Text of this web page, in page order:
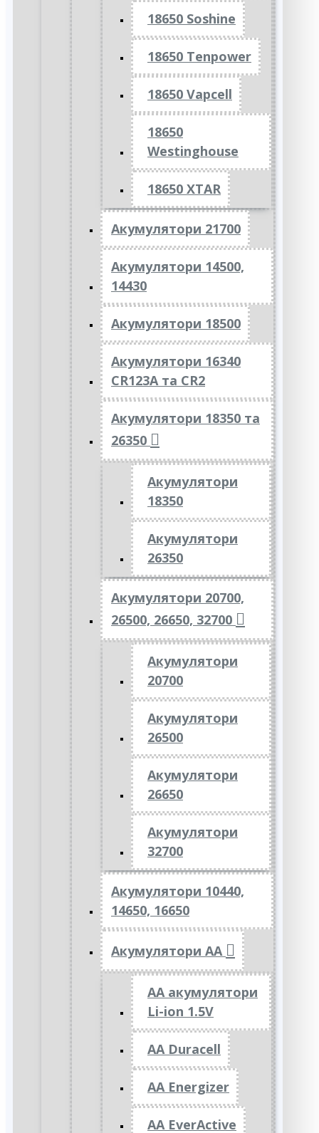
18650 Soshine
18650 Tenpower
18650 Vapcell
18650
Westinghouse
18650 XTAR
Акумулятори 21700
Акумулятори 14500,
14430
Акумулятори 18500
Акумулятори 16340
CR123A та CR2
Акумулятори 18350 та
26350
Акумулятори
18350
Акумулятори
26350
Акумулятори 20700,
26500, 26650, 32700
Акумулятори
20700
Акумулятори
26500
Акумулятори
26650
Акумулятори
32700
Акумулятори 10440,
14650, 16650
Акумулятори АА
AA акумулятори
Li-ion 1.5V
AA Duracell
AA Energizer
AA EverActive